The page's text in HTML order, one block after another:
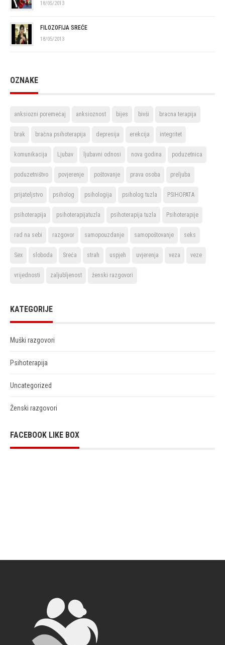
18/05/2013
FILOZOFIJA SREĆE
18/05/2013
OZNAKE
anksiozni poremećaj anksioznost bijes bivši bracna terapija
brak bračna psihoterapija depresija erekcija integritet
komunikacija Ljubav ljubavni odnosi nova godina poduzetnica
poduzetništvo povjerenje poštovanje prava osoba preljuba
prijateljstvo psiholog psihologija psiholog tuzla PSIHOPATA
psihoterapija psihoterapijatuzla psihoterapija tuzla Psihoterapije
rad na sebi razgovor samopouzdanje samopoštovanje seks
Sex sloboda Sreća strah uspjeh uvjerenja veza veze
vrijednosti zaljubljenost ženski razgovori
KATEGORIJE
Muški razgovori
Psihoterapija
Uncategorized
Ženski razgovori
FACEBOOK LIKE BOX